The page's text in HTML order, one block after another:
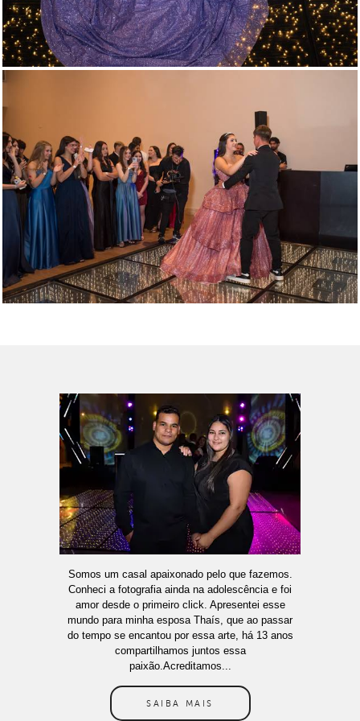
Somos um casal apaixonado pelo que fazemos.
Conheci a fotografia ainda na adolescência e foi
amor desde o primeiro click. Apresentei esse
mundo para minha esposa Thaís, que ao passar
do tempo se encantou por essa arte, há 13 anos
compartilhamos juntos essa
paixão.Acreditamos...
SAIBA MAIS